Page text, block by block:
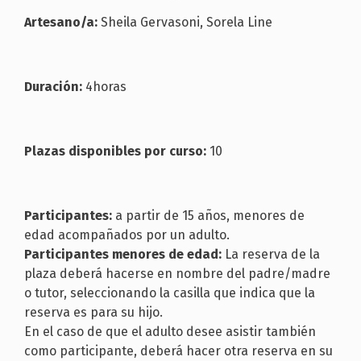
Artesano/a: Sheila Gervasoni, Sorela Line
Duración: 4horas
Plazas disponibles por curso: 10
Participantes: a partir de 15 años, menores de
edad acompañados por un adulto.
Participantes menores de edad: La reserva de la
plaza deberá hacerse en nombre del padre/madre
o tutor, seleccionando la casilla que indica que la
reserva es para su hijo.
En el caso de que el adulto desee asistir también
como participante, deberá hacer otra reserva en su